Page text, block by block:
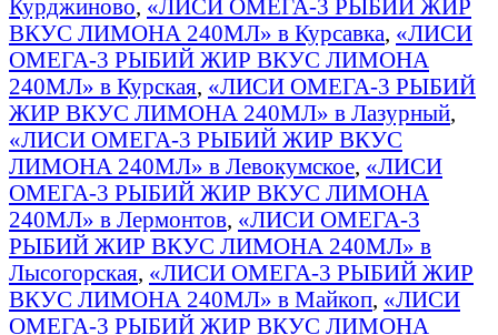
Курджиново, «ЛИСИ ОМЕГА-3 РЫБИЙ ЖИР
ВКУС ЛИМОНА 240МЛ» в Курсавка, «ЛИСИ
ОМЕГА-3 РЫБИЙ ЖИР ВКУС ЛИМОНА
240МЛ» в Курская, «ЛИСИ ОМЕГА-3 РЫБИЙ
ЖИР ВКУС ЛИМОНА 240МЛ» в Лазурный,
«ЛИСИ ОМЕГА-3 РЫБИЙ ЖИР ВКУС
ЛИМОНА 240МЛ» в Левокумское, «ЛИСИ
ОМЕГА-3 РЫБИЙ ЖИР ВКУС ЛИМОНА
240МЛ» в Лермонтов, «ЛИСИ ОМЕГА-3
РЫБИЙ ЖИР ВКУС ЛИМОНА 240МЛ» в
Лысогорская, «ЛИСИ ОМЕГА-3 РЫБИЙ ЖИР
ВКУС ЛИМОНА 240МЛ» в Майкоп, «ЛИСИ
ОМЕГА-3 РЫБИЙ ЖИР ВКУС ЛИМОНА